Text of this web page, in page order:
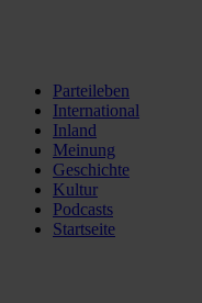
Parteileben
International
Inland
Meinung
Geschichte
Kultur
Podcasts
Startseite